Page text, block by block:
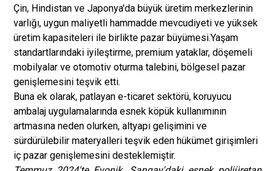
Çin, Hindistan ve Japonya'da büyük üretim merkezlerinin
varlığı, uygun maliyetli hammadde mevcudiyeti ve yüksek
üretim kapasiteleri ile birlikte pazar büyümesi.Yaşam
standartlarındaki iyileştirme, premium yataklar, döşemeli
mobilyalar ve otomotiv oturma talebini, bölgesel pazar
genişlemesini teşvik etti.
Buna ek olarak, patlayan e-ticaret sektörü, koruyucu
ambalaj uygulamalarında esnek köpük kullanımının
artmasına neden olurken, altyapı gelişimini ve
sürdürülebilir materyalleri teşvik eden hükümet girişimleri
iç pazar genişlemesini desteklemiştir.